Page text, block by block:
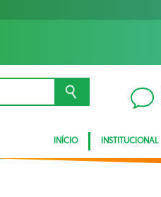
INÍCIO INSTITUCIONAL